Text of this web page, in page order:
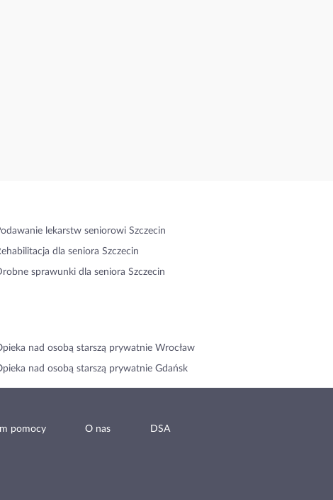
lekarstw seniorowi Szczecin
dla seniora Szczecin
sprawunki dla seniora Szczecin
nad osobą starszą prywatnie Wrocław
nad osobą starszą prywatnie Gdańsk
pomocy O nas DSA